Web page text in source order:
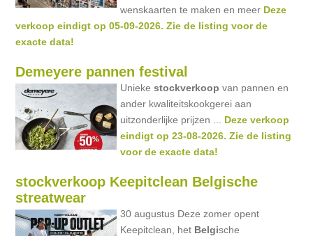
wenskaarten te maken en meer Deze
verkoop eindigt op 05-09-2026. Zie de listing voor de
exacte data!
Demeyere pannen festival
Uniekestockverkoop van pannen en
ander kwaliteitskookgerei aan
uitzonderlijke prijzen ... Deze verkoop
eindigt op 23-08-2026. Zie de listing
voor de exacte data!
stockverkoop Keepitclean Belgische
streatwear
30 augustus Deze zomer opent
Keepitclean, het Belgische